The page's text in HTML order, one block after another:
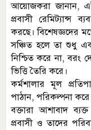
আয়োজকরা জানান,
প্রবাসী রেমিট্যান্স
করছে। বিশেষজ্ঞদের
সঞ্চিত হলে তা শুধু
নিশ্চিত করে না, বরং
ভিত্তি তৈরি করে।
কর্মশালার মূল
পাঠান, পরিকল্পনা
বক্তারা আশাবাদ
প্রবাসী ও তাদের